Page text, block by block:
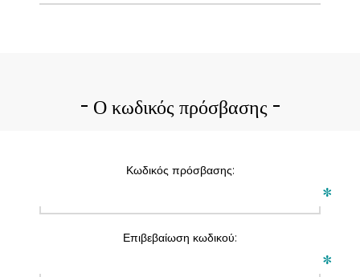
Ο κωδικός πρόσβασης
Κωδικός πρόσβασης:
*
Επιβεβαίωση κωδικού:
*